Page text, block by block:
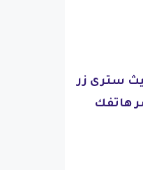
سترى زر
هاتفك